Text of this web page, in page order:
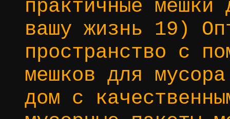
практичные мешки
вашу жизнь 19)
пространство с
мешков для
дом с